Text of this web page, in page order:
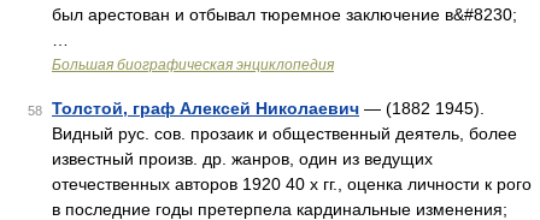
был арестован и отбывал тюремное заключение в&#8230;
Большая биографическая энциклопедия
58 Толстой, граф Алексей Николаевич — (1882 1945).
Видный рус. сов. прозаик и общественный деятель, более
известный произв. др. жанров, один из ведущих
отечественных авторов 1920 40 х гг., оценка личности к рого
в последние годы претерпела кардинальные изменения;